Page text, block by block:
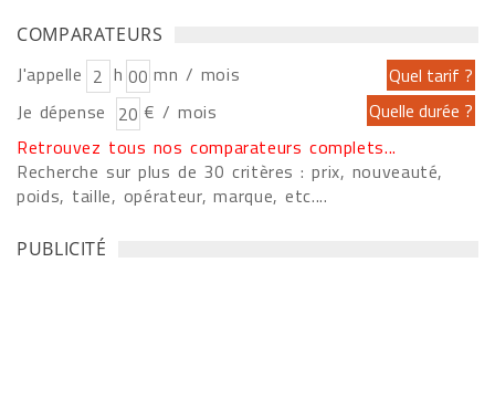
COMPARATEURS
J'appelle h
mn / mois
Je dépense
€ / mois
Retrouvez tous nos comparateurs complets...
Recherche sur plus de 30 critères : prix, nouveauté,
poids, taille, opérateur, marque, etc....
PUBLICITÉ